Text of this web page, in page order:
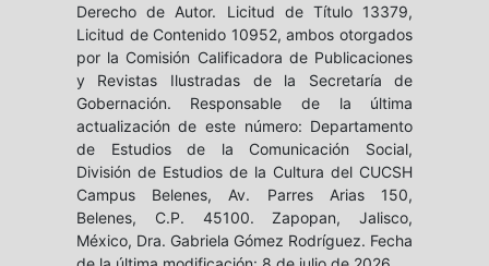
Derecho de Autor. Licitud de Título 13379,
Licitud de Contenido 10952, ambos otorgados
por la Comisión Calificadora de Publicaciones
y Revistas Ilustradas de la Secretaría de
Gobernación. Responsable de la última
actualización de este número: Departamento
de Estudios de la Comunicación Social,
División de Estudios de la Cultura del CUCSH
Campus Belenes, Av. Parres Arias 150,
Belenes, C.P. 45100. Zapopan, Jalisco,
México, Dra. Gabriela Gómez Rodríguez. Fecha